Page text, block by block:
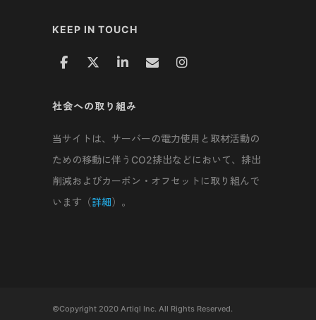
KEEP IN TOUCH
社会への取り組み
当サイトは、サーバーの電力使用と取材活動の
ための移動に伴うCO2排出などにおいて、排出
削減およびカーボン・オフセットに取り組んで
います（詳細）。
©Copyright 2020 Artiql Inc. All Rights Reserved.